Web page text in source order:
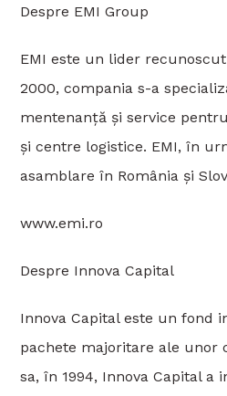
Despre EMI Group
EMI este un lider
2000, compania s-a
mentenanță și service
și centre logistice. EMI, în
asamblare în România și
www.emi.ro
Despre Innova Capital
Innova Capital este un fond
pachete majoritare ale unor
sa, în 1994, Innova Capital